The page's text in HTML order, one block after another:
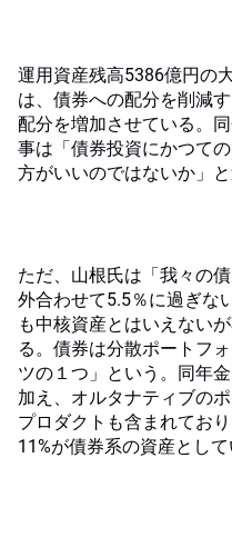
運用資産残高5386億円の
は、債券への配分を削減
配分を増加させている。
事は「債券投資にかつて
方がいいのではないか」と
ただ、山根氏は「我々の
外合わせて5.5％に過ぎな
も中核資産とはいえない
る。債券は分散ポートフ
ツの１つ」という。同年
加え、オルタナティブの
プロダクトも含まれてお
11%が債券系の資産として